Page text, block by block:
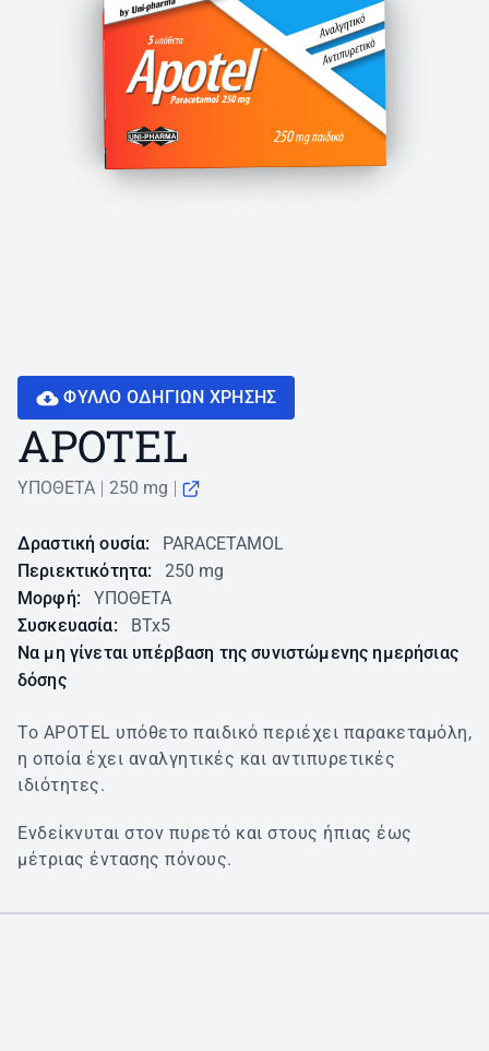
APOTEL
ΥΠΟΘΕΤΑ 250 mg
Το APOTEL υπόθετο παιδικό περιέχει παρακεταμόλη,
η οποία έχει αναλγητικές και αντιπυρετικές
ιδιότητες.
Ενδείκνυται στον πυρετό και στους ήπιας έως
μέτριας έντασης πόνους.
Δραστική ουσία:
PARACETAMOL
Περιεκτικότητα:
250 mg
Μορφή:
ΥΠΟΘΕΤΑ
Συσκευασία:
BTx5
Να μη γίνεται υπέρβαση της συνιστώμενης ημερήσιας
δόσης
ΦΥΛΛΟ ΟΔΗΓΙΩN ΧΡΗΣΗΣ